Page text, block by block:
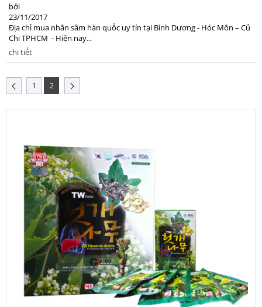
bởi
23/11/2017
Địa chỉ mua nhân sâm hàn quốc uy tín tại Bình Dương - Hóc Môn – Củ
Chi TPHCM - Hiện nay...
chi tiết
1 2